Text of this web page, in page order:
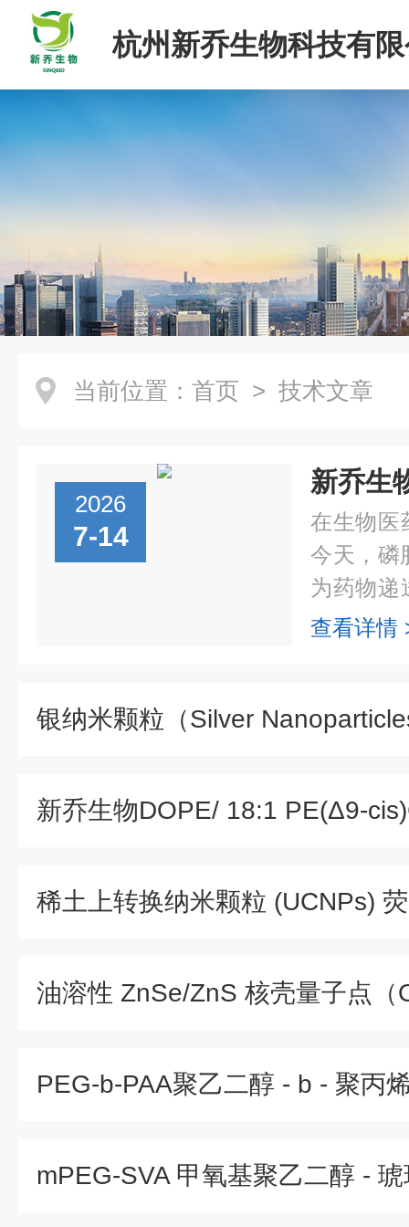
杭州新乔生物科技有
当前位置： 首页 > 技术文章
2026
7-14
在生物医
今天，磷
为药物递
构建等领
查看详情